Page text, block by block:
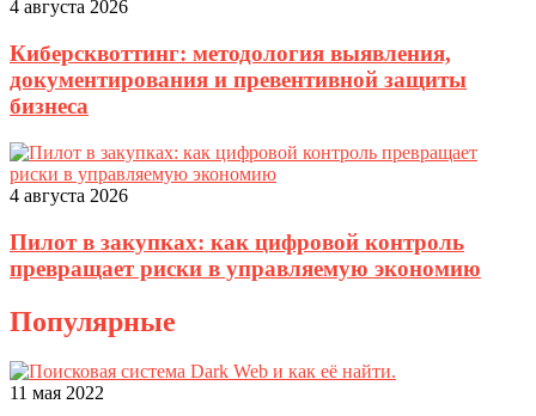
4 августа 2026
Киберсквоттинг: методология выявления,
документирования и превентивной защиты
бизнеса
4 августа 2026
Пилот в закупках: как цифровой контроль
превращает риски в управляемую экономию
Популярные
11 мая 2022